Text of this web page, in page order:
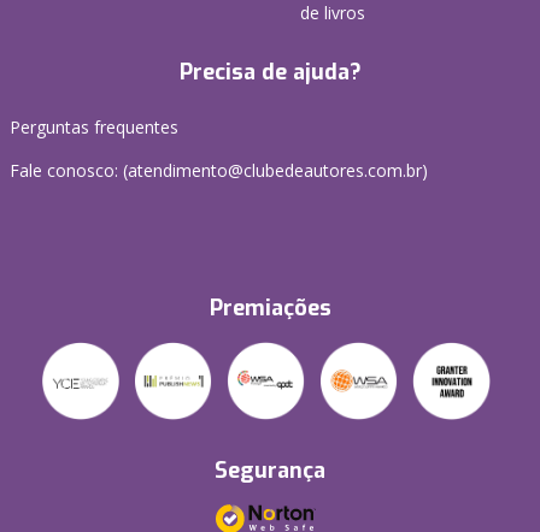
de livros
Precisa de ajuda?
Perguntas frequentes
Fale conosco: (atendimento@clubedeautores.com.br)
Premiações
Segurança